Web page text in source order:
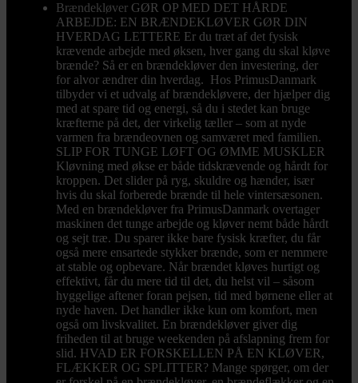
Brændekløver GØR OP MED DET HÅRDE
ARBEJDE: EN BRÆNDEKLØVER GØR DIN
HVERDAG LETTERE Er du træt af det fysisk
krævende arbejde med øksen, hver gang du skal kløve
brænde? Så er en brændekløver den investering, der
for alvor ændrer din hverdag. Hos PrimusDanmark
tilbyder vi et udvalg af brændekløvere, der hjælper dig
med at spare tid og energi, så du i stedet kan bruge
kræfterne på det, der virkelig tæller – som at nyde
varmen fra brændeovnen og samværet med familien.
SLIP FOR TUNGE LØFT OG ØMME MUSKLER
Kløvning med økse er både tidskrævende og hårdt for
kroppen. Det slider på ryg, skuldre og hænder, især
hvis du skal forberede brænde til hele vintersæsonen.
Med en brændekløver fra PrimusDanmark overtager
maskinen det tunge arbejde og kløver nemt både hårdt
og sejt træ. Du sparer ikke bare fysisk kræfter, du får
også mere ensartede stykker brænde, som er nemmere
at stable og opbevare. Når brændet kløves hurtigt og
effektivt, får du mere tid til det, du helst vil – såsom
hyggelige aftener foran pejsen, tid med børnene eller at
nyde haven. Det handler ikke kun om komfort, men
også om livskvalitet. En brændekløver giver dig
friheden til at bruge weekenden på afslapning frem for
slid. HVAD ER FORSKELLEN PÅ EN KLØVER,
FLÆKKER OG SPLITTER? Mange spørger, om der